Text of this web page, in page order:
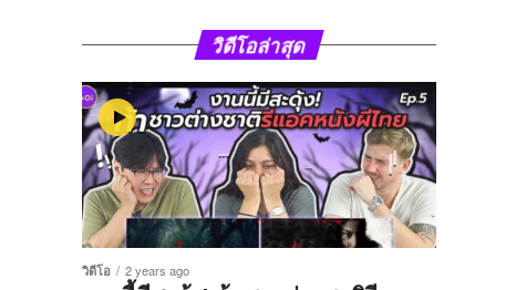
วิดีโอล่าสุด
วิดีโอ 2 years ago